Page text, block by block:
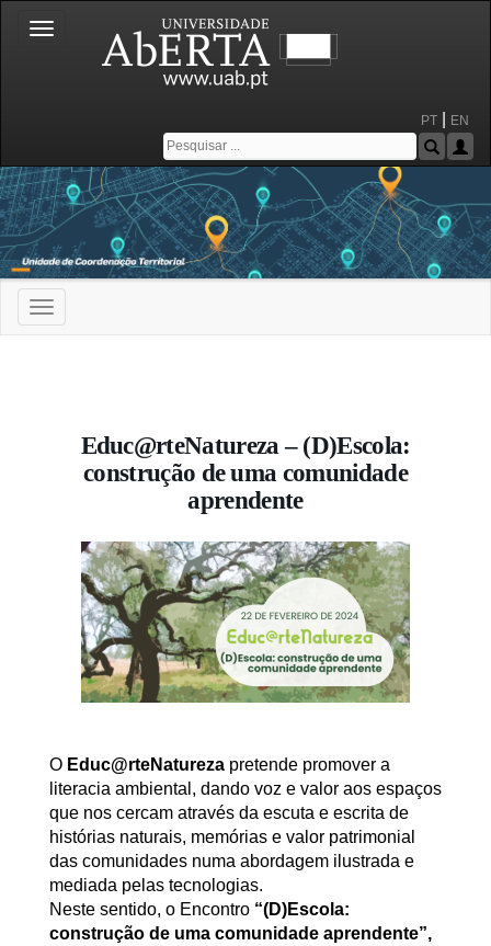
Toggle
navigation
PT EN
Toggle
navigation
Educ@rteNatureza – (D)Escola:
construção de uma comunidade
aprendente
O Educ@rteNatureza pretende promover a
literacia ambiental, dando voz e valor aos espaços
que nos cercam através da escuta e escrita de
histórias naturais, memórias e valor patrimonial
das comunidades numa abordagem ilustrada e
mediada pelas tecnologias.
Neste sentido, o Encontro “(D)Escola:
construção de uma comunidade aprendente”,